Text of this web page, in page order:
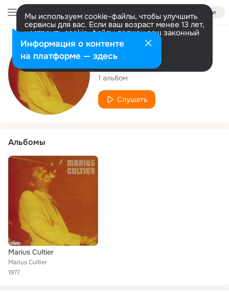
Войти
Мы используем cookie-файлы, чтобы улучшить
сервисы для вас. Если ваш возраст менее 13 лет,
настроить cookie-файлы должен ваш законный
представитель. Больше информации
Разрешить все Настроить
Исполнитель
Marius Cultier
1 альбом
Слушать
Альбомы
Marius Cultier
Marius Cultier
1977
Информация о контенте
на платформе — здесь